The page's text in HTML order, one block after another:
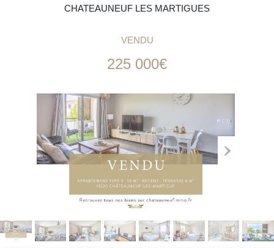
CHATEAUNEUF LES MARTIGUES
VENDU
225 000€